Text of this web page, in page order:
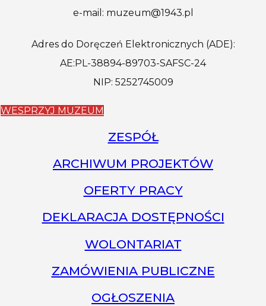
e-mail: muzeum@1943.pl
Adres do Doręczeń Elektronicznych (ADE):
AE:PL-38894-89703-SAFSC-24
NIP: 5252745009
WESPRZYJ MUZEUM
ZESPÓŁ
ARCHIWUM PROJEKTÓW
OFERTY PRACY
DEKLARACJA DOSTĘPNOŚCI
WOLONTARIAT
ZAMÓWIENIA PUBLICZNE
OGŁOSZENIA